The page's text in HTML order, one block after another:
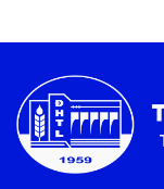
Tin tức chung